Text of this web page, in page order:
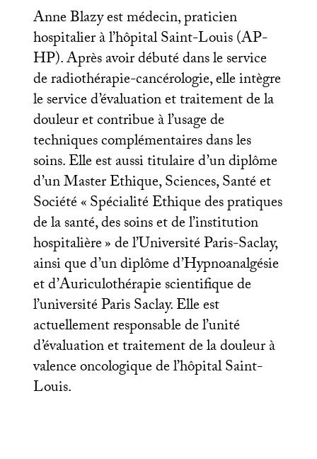
Anne Blazy est médecin, praticien
hospitalier à l’hôpital Saint-Louis (AP-
HP). Après avoir débuté dans le service
de radiothérapie-cancérologie, elle intègre
le service d’évaluation et traitement de la
douleur et contribue à l’usage de
techniques complémentaires dans les
soins. Elle est aussi titulaire d’un diplôme
d’un Master Ethique, Sciences, Santé et
Société «Spécialité Ethique des pratiques
de la santé, des soins et de l’institution
hospitalière» de l’Université Paris-Saclay,
ainsi que d’un diplôme d’Hypnoanalgésie
et d’Auriculothérapie scientifique de
l’université Paris Saclay. Elle est
actuellement responsable de l’unité
d’évaluation et traitement de la douleur à
valence oncologique de l’hôpital Saint-
Louis.